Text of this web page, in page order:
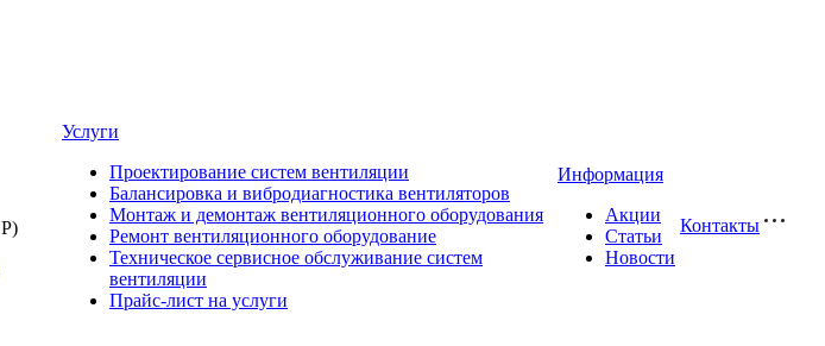
Услуги
Проектирование систем вентиляции
Балансировка и вибродиагностика вентиляторов
Монтаж и демонтаж вентиляционного оборудования
Ремонт вентиляционного оборудование
Техническое сервисное обслуживание систем
вентиляции
Прайс-лист на услуги
Информация
Акции
Статьи
Новости
Контакты